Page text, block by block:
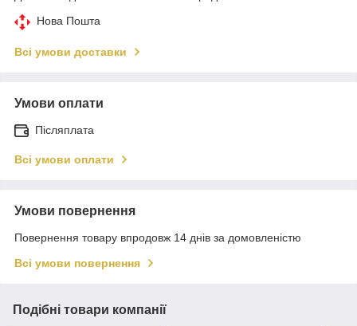
Нова Пошта
Всі умови доставки
Умови оплати
Післяплата
Всі умови оплати
Умови повернення
Повернення товару впродовж 14 днів за домовленістю
Всі умови повернення
Подібні товари компанії